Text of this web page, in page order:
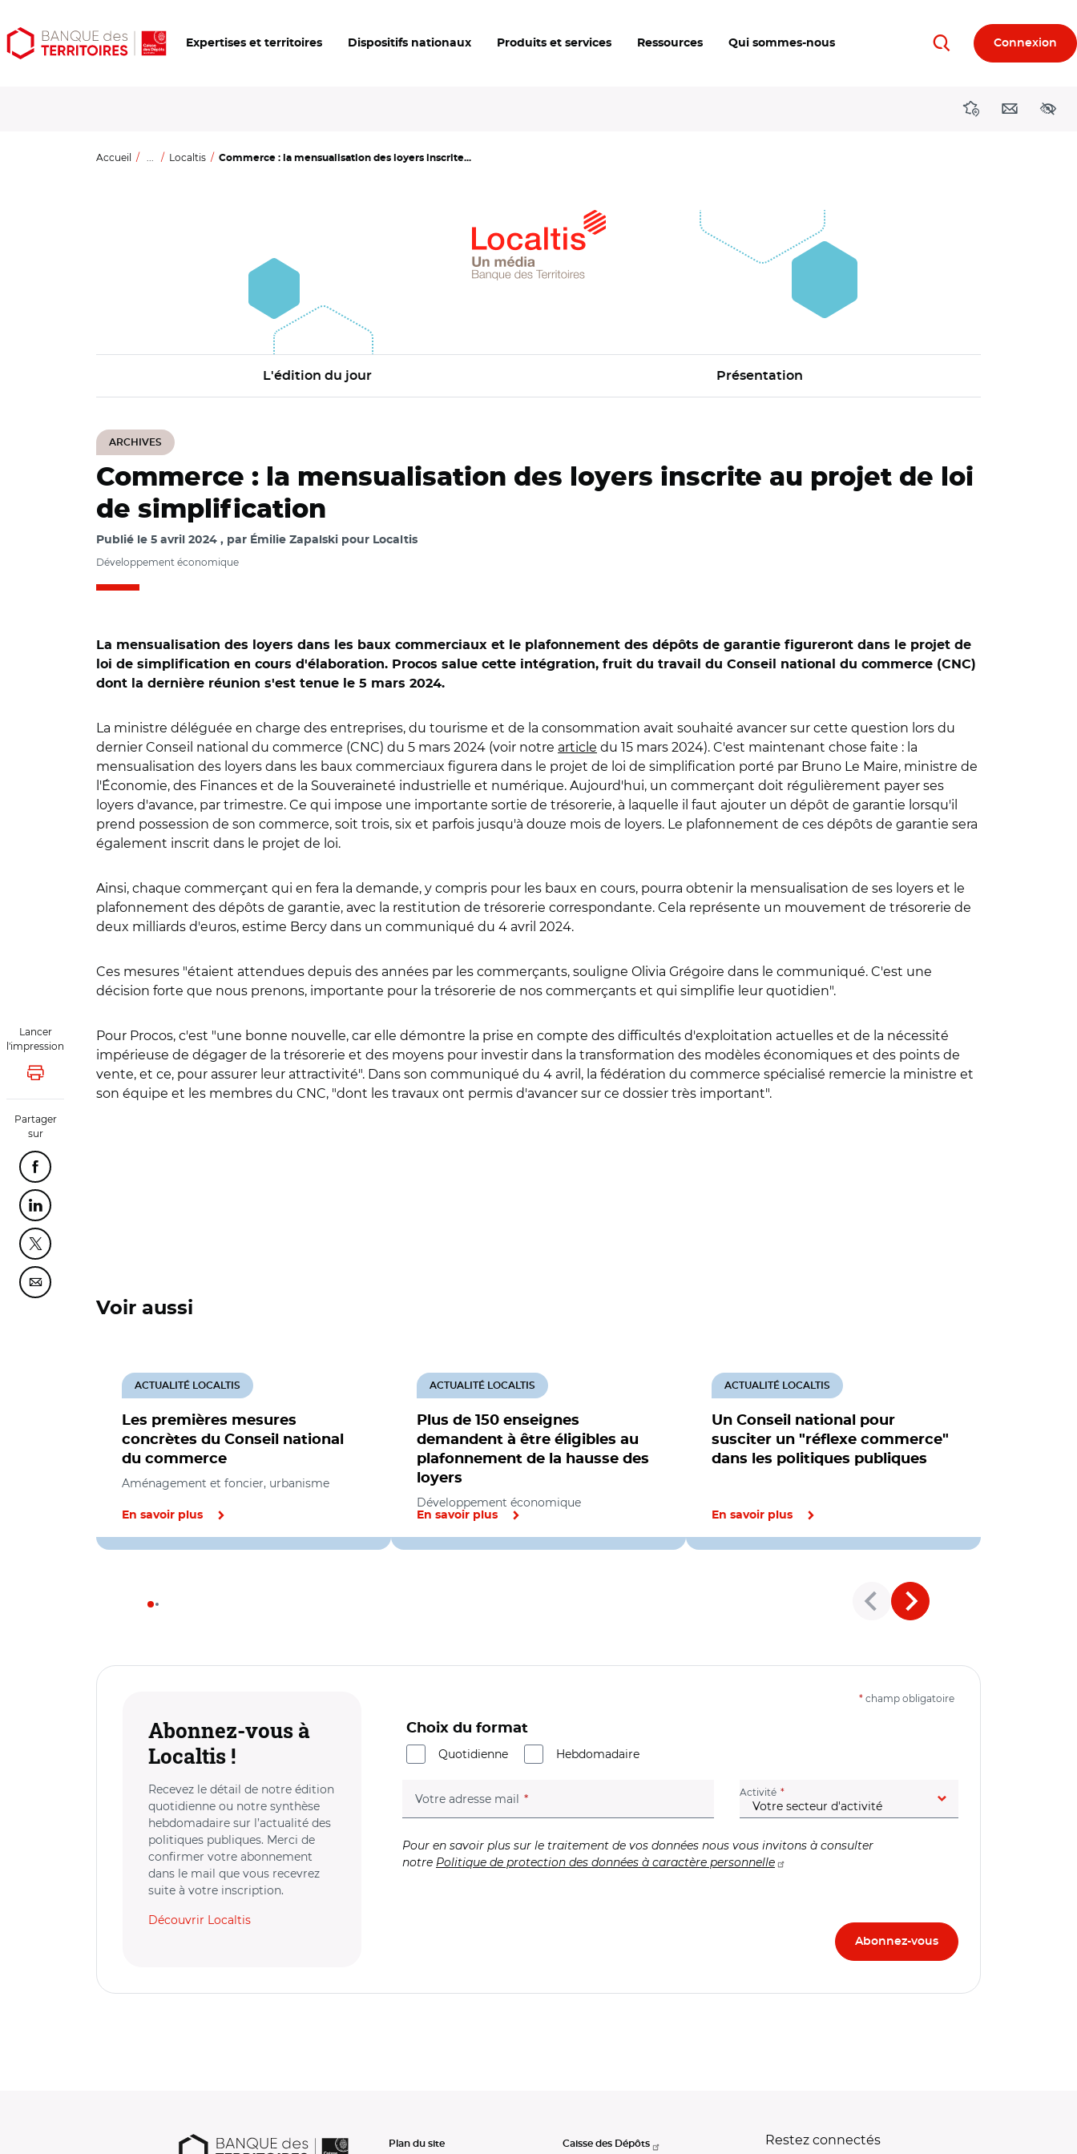
Aller
au
Aller
au
Ouvrir
les
Expertises et territoires Dispositifs nationaux Produits et services Ressources Qui sommes-nous RechercherConnexion
DirectionsContact
Accueil ... Localtis Commerce : la mensualisation des loyers inscrite...
L'édition du jour Présentation
ARCHIVES
Lancer
l'impression
Lancer l'impression
Partager
sur
Partager cette page sur Facebook
Partager cette page sur Linkedin
Partager cette page sur Twitter
Partager cette page sur Courriel
Commerce : la mensualisation des loyers inscrite au projet de loi
de simplification
Publié le 5 avril 2024 par Émilie Zapalski pour Localtis
Développement économique
La mensualisation des loyers dans les baux commerciaux et le plafonnement des dépôts de garantie figureront dans le projet de
loi de simplification en cours d'élaboration. Procos salue cette intégration, fruit du travail du Conseil national du commerce (CNC)
dont la dernière réunion s'est tenue le 5 mars 2024.
La ministre déléguée en charge des entreprises, du tourisme et de la consommation avait souhaité avancer sur cette question lors du
dernier Conseil national du commerce (CNC) du 5 mars 2024 (voir notre article du 15 mars 2024). C'est maintenant chose faite : la
mensualisation des loyers dans les baux commerciaux figurera dans le projet de loi de simplification porté par Bruno Le Maire, ministre de
l'Économie, des Finances et de la Souveraineté industrielle et numérique. Aujourd'hui, un commerçant doit régulièrement payer ses
loyers d'avance, par trimestre. Ce qui impose une importante sortie de trésorerie, à laquelle il faut ajouter un dépôt de garantie lorsqu'il
prend possession de son commerce, soit trois, six et parfois jusqu'à douze mois de loyers. Le plafonnement de ces dépôts de garantie sera
également inscrit dans le projet de loi.
Ainsi, chaque commerçant qui en fera la demande, y compris pour les baux en cours, pourra obtenir la mensualisation de ses loyers et le
plafonnement des dépôts de garantie, avec la restitution de trésorerie correspondante. Cela représente un mouvement de trésorerie de
deux milliards d'euros, estime Bercy dans un communiqué du 4 avril 2024.
Ces mesures "étaient attendues depuis des années par les commerçants, souligne Olivia Grégoire dans le communiqué. C'est une
décision forte que nous prenons, importante pour la trésorerie de nos commerçants et qui simplifie leur quotidien".
Pour Procos, c'est "une bonne nouvelle, car elle démontre la prise en compte des difficultés d'exploitation actuelles et de la nécessité
impérieuse de dégager de la trésorerie et des moyens pour investir dans la transformation des modèles économiques et des points de
vente, et ce, pour assurer leur attractivité". Dans son communiqué du 4 avril, la fédération du commerce spécialisé remercie la ministre et
son équipe et les membres du CNC, "dont les travaux ont permis d'avancer sur ce dossier très important".
Voir aussi
Les premières mesures
concrètes du Conseil national
du commerce
ACTUALITÉ LOCALTIS
Aménagement et foncier, urbanisme
En savoir plus
Plus de 150 enseignes
demandent à être éligibles au
plafonnement de la hausse des
loyers
ACTUALITÉ LOCALTIS
Développement économique
En savoir plus
Un Conseil national pour
susciter un "réflexe commerce"
dans les politiques publiques
ACTUALITÉ LOCALTIS
En savoir plus
Abonnez-vous à
Localtis !
Recevez le détail de notre édition
quotidienne ou notre synthèse
hebdomadaire sur l’actualité des
politiques publiques. Merci de
confirmer votre abonnement
dans le mail que vous recevrez
suite à votre inscription.
Découvrir Localtis
* champ obligatoire
Choix du format
Quotidienne
Hebdomadaire
Votre adresse mail (champ obligatoire) Activité (champ obligatoire)
Pour en savoir plus sur le traitement de vos données nous vous invitons à consulter
notre Politique de protection des données à caractère personnelle
Plan du site Caisse des Dépôts Restez connectés